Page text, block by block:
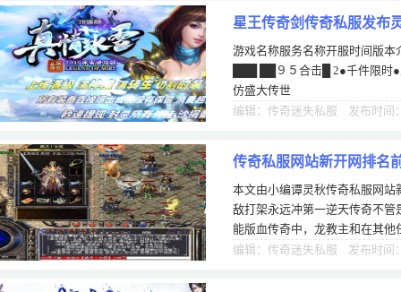
星王传奇剑传奇私服发布
游戏名称服务名称开服时间版
███ ██９５合击█ 2●千件限时
仿盛大传世
编辑：传奇迷失私服 发布时间
传奇私服网站新开网排名
永远冲第一
本文由小编谭灵秋传奇私服网
敌打架永远冲第一逆天传奇不
能版血传奇中，龙教主和在其他
神争霸私服每逢团战，指挥都需
编辑：传奇迷失私服 发布时间